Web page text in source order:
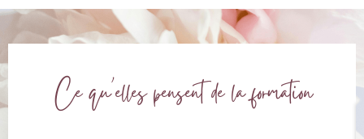
Ce qu'elles pensent de la formation